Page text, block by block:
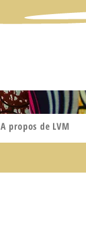
A propos de LVM